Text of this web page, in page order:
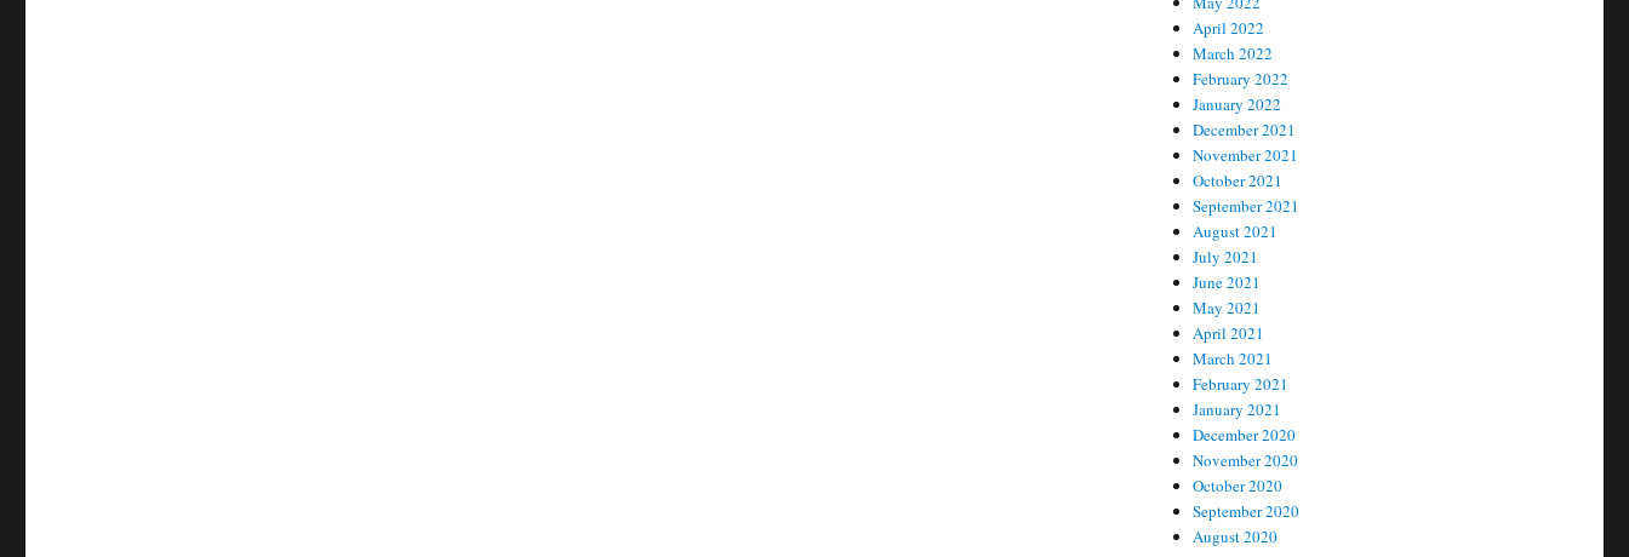
April 2022
March 2022
February 2022
January 2022
December 2021
November 2021
October 2021
September 2021
August 2021
July 2021
June 2021
May 2021
April 2021
March 2021
February 2021
January 2021
December 2020
November 2020
October 2020
September 2020
August 2020